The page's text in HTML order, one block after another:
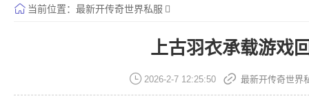
当前位置： 最新开传奇世界私服
上古羽衣承载游戏
2026-2-7 12:25:50 最新开传奇世界